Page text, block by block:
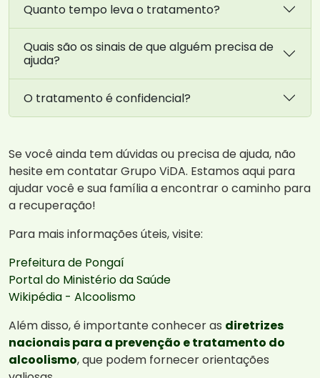
Quanto tempo leva o tratamento?
Quais são os sinais de que alguém precisa de
ajuda?
O tratamento é confidencial?
Se você ainda tem dúvidas ou precisa de ajuda, não
hesite em contatar Grupo ViDA. Estamos aqui para
ajudar você e sua família a encontrar o caminho para
a recuperação!
Para mais informações úteis, visite:
Prefeitura de Pongaí
Portal do Ministério da Saúde
Wikipédia - Alcoolismo
Além disso, é importante conhecer as diretrizes
nacionais para a prevenção e tratamento do
alcoolismo, que podem fornecer orientações